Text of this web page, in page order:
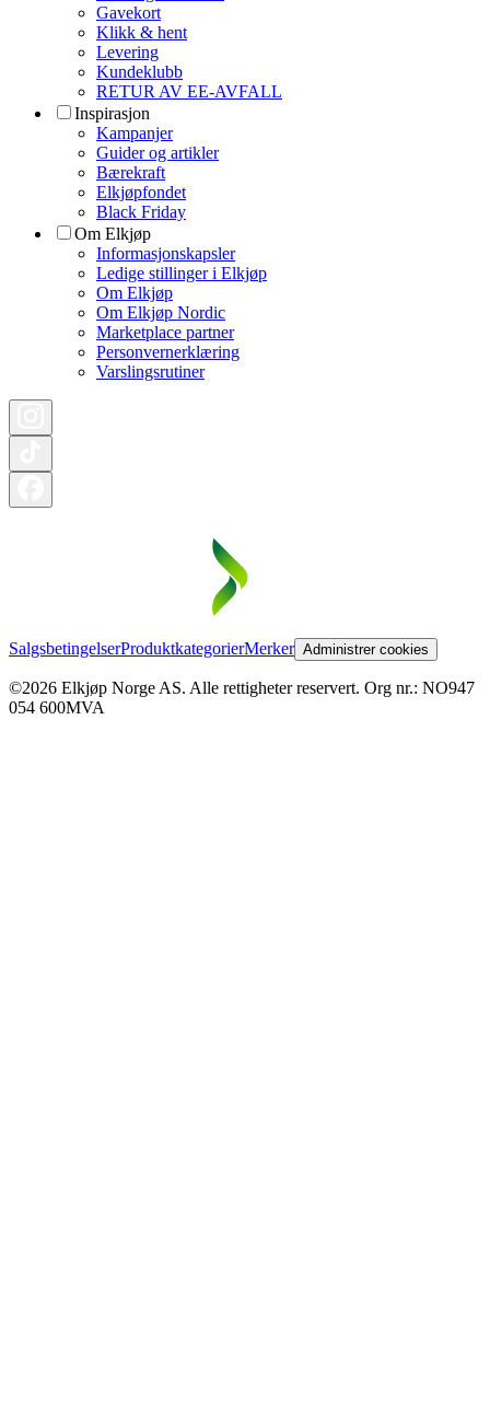
Gavekort
Klikk & hent
Levering
Kundeklubb
RETUR AV EE-AVFALL
Inspirasjon
Kampanjer
Guider og artikler
Bærekraft
Elkjøpfondet
Black Friday
Om Elkjøp
Informasjonskapsler
Ledige stillinger i Elkjøp
Om Elkjøp
Om Elkjøp Nordic
Marketplace partner
Personvernerklæring
Varslingsrutiner
SalgsbetingelserProduktkategorierMerker Administrer cookies
©2026 Elkjøp Norge AS. Alle rettigheter reservert. Org nr.: NO947
054 600MVA